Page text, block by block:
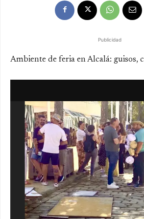
Publicidad
Ambiente de feria en Alcalá: guisos,